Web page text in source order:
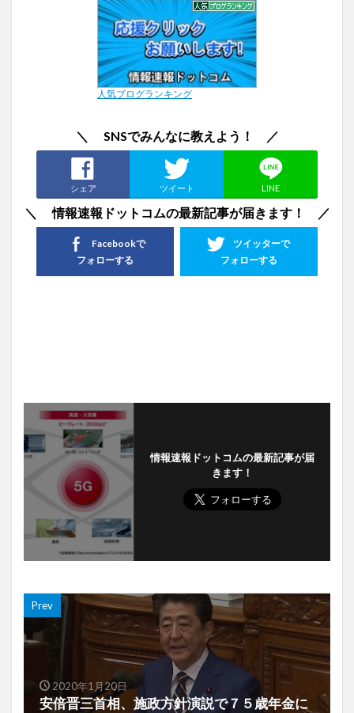
人気ブログランキング
＼ SNSでみんなに教えよう！ ／
シェア ツイート LINE
＼ 情報速報ドットコムの最新記事が届きます！ ／
ツイッターで
フォローする
Facebookで
フォローする
情報速報ドットコムの最新記事が届
きます！
Prev
2020年1月20日
安倍晋三首相、施政方針演説で７５歳年金に